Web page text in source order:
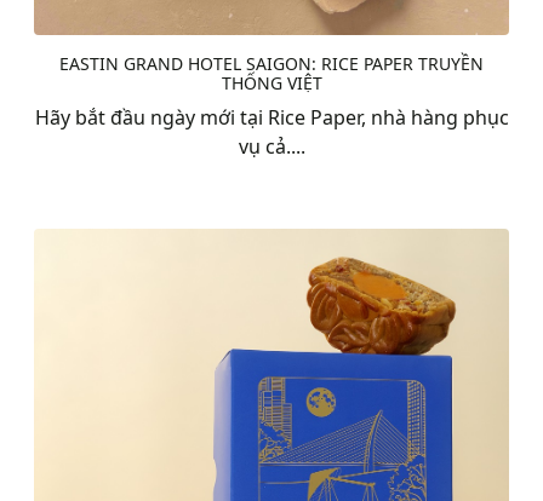
EASTIN GRAND HOTEL SAIGON: RICE PAPER TRUYỀN
THỐNG VIỆT
Hãy bắt đầu ngày mới tại Rice Paper, nhà hàng phục
vụ cả....